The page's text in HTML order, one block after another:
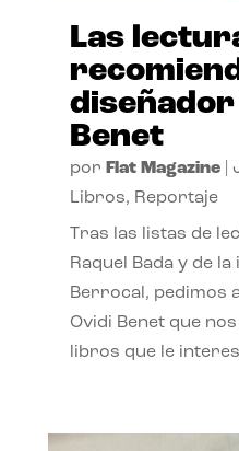
Las
Benet
por Flat Magazine|
Libros, Reportaje
Tras las listas de
Raquel Bada y de
Berrocal, pedimos
Ovidi Benet que
libros que le